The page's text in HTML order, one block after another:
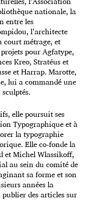
nationale, la
entre les
l’architecte
court métrage, et
pour Agfatype,
Kreo, Stratéus et
et Harrap. Marotte,
lui a commandé une
elle poursuit ses
Typographique et à
la typographie
Elle co-fonde la
et Michel Wlassikoff,
au sein du comité de
sa forme et son
années la
des articles sur